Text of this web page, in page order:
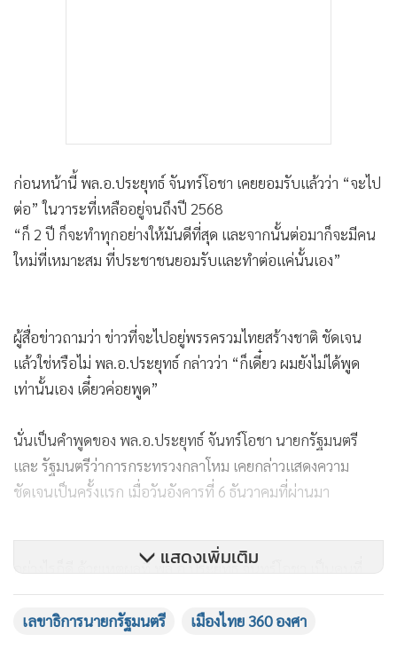
ก่อนหน้านี้ พล.อ.ประยุทธ์ จันทร์โอชา เคยยอมรับแล้วว่า “จะไป
ต่อ” ในวาระที่เหลืออยู่จนถึงปี 2568
“ก็ 2 ปี ก็จะทำทุกอย่างให้มันดีที่สุด และจากนั้นต่อมาก็จะมีคน
ใหม่ที่เหมาะสม ที่ประชาชนยอมรับและทำต่อแค่นั้นเอง”
ผู้สื่อข่าวถามว่า ข่าวที่จะไปอยู่พรรครวมไทยสร้างชาติ ชัดเจน
แล้วใช่หรือไม่ พล.อ.ประยุทธ์ กล่าวว่า “ก็เดี๋ยว ผมยังไม่ได้พูด
เท่านั้นเอง เดี๋ยวค่อยพูด”
นั่นเป็นคำพูดของ พล.อ.ประยุทธ์ จันทร์โอชา นายกรัฐมนตรี
และ รัฐมนตรีว่าการกระทรวงกลาโหม เคยกล่าวแสดงความ
ชัดเจนเป็นครั้งแรก เมื่อวันอังคารที่ 6 ธันวาคมที่ผ่านมา
อย่างไรก็ดี ด้วยเหตุผลที่ พล.อ.ประยุทธ์ จันทร์โอชา เป็นคนที่
พรรคพลังประชารัฐเสนอชื่อให้เป็นนายกรัฐมนตรีหลังการเลือก
ตั้งเมื่อปี 2562 ทำให้ไม่อาจแสดงท่าทีให้ชัดเจนในเวลานี้ได้ว่า
แสดงเพิ่มเติม
เลขาธิการนายกรัฐมนตรี เมืองไทย 360 องศา